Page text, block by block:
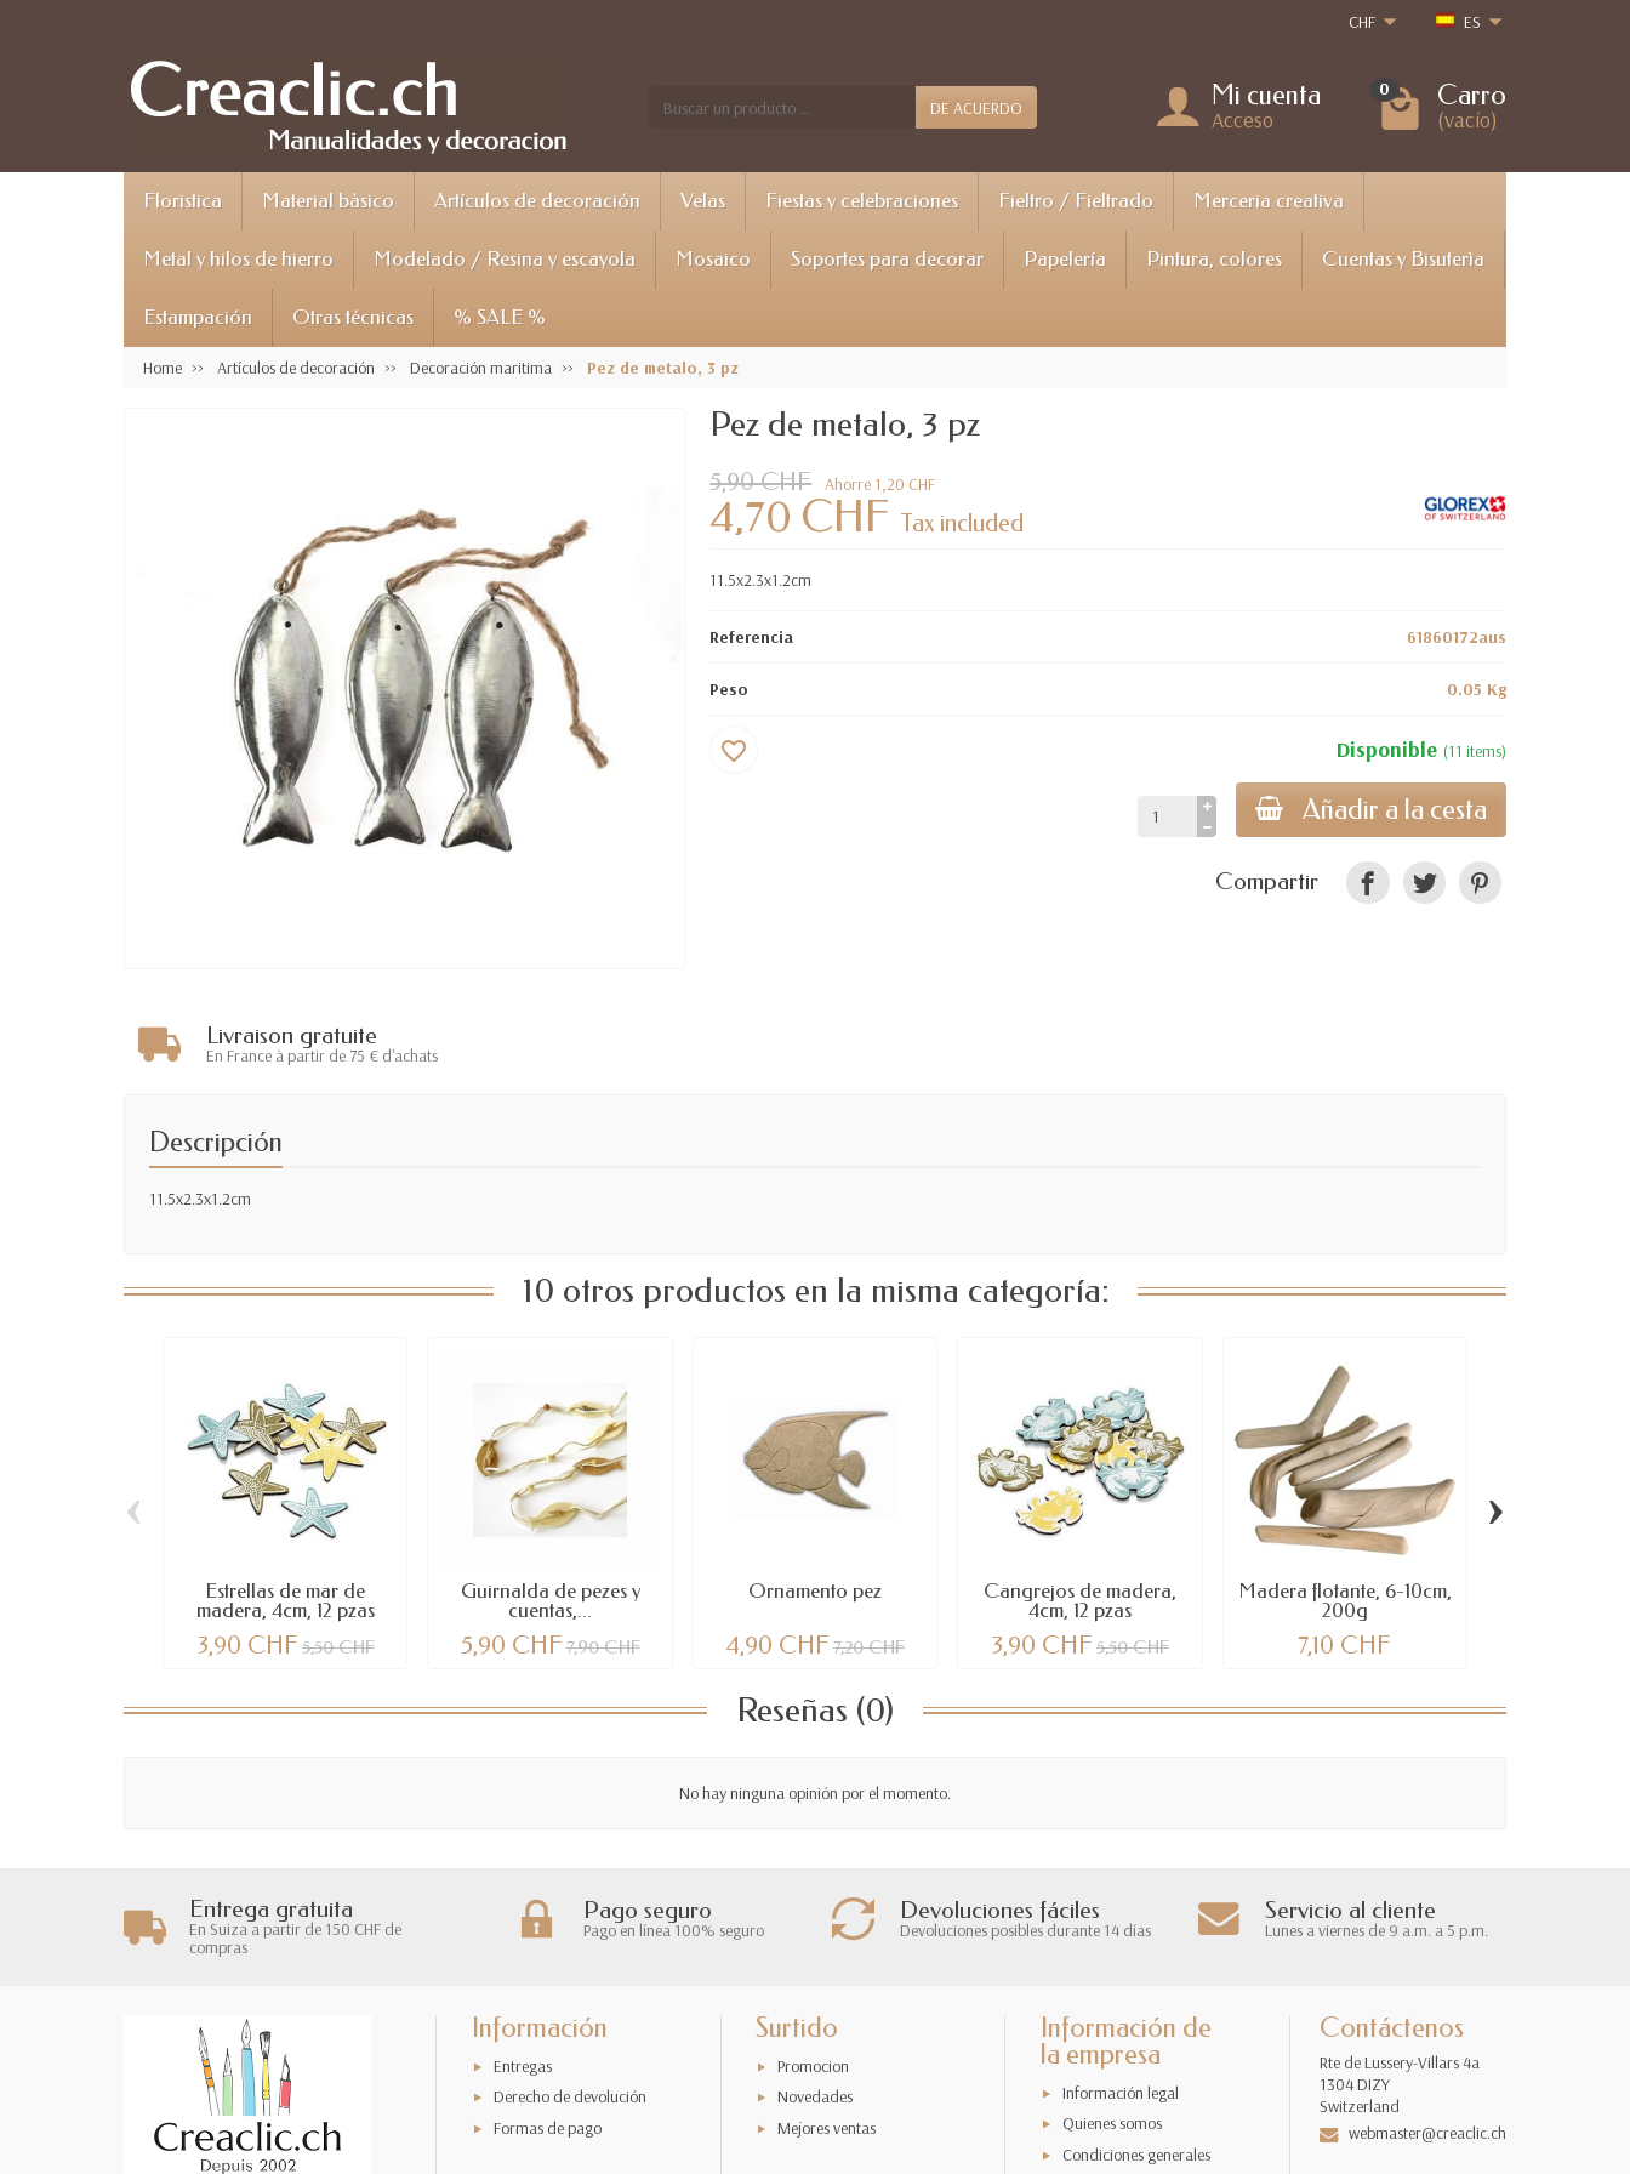
CHF ES
DE ACUERDO Mi cuenta
Acceso
0 Carro
(vacío)
Floristica Material bàsico Artículos de decoración Velas Fiestas y celebraciones Fieltro / Fieltrado Merceria creativa
Metal y hilos de hierro Modelado / Resina y escayola Mosaico Soportes para decorar Papelería Pintura, colores Cuentas y Bisuterìa
Estampación Otras técnicas % SALE %
Home Artículos de decoración Decoración maritima Pez de metalo, 3 pz
Pez de metalo, 3 pz
5,90 CHF Ahorre 1,20 CHF
4,70 CHF Tax included
11.5x2.3x1.2cm
Referencia 61860172aus
Peso 0.05 Kg
Disponible (11 items)
Añadir a la cesta
favorite_border
Compartir
Livraison gratuite
En France à partir de 75 € d'achats
Descripción
11.5x2.3x1.2cm
10 otros productos en la misma categoría:
Estrellas de mar de
madera, 4cm, 12 pzas
3,90 CHF 5,50 CHF
Guirnalda de pezes y
cuentas,...
5,90 CHF7,90 CHF
Ornamento pez
4,90 CHF 7,20 CHF
Cangrejos de madera,
4cm, 12 pzas
3,90 CHF 5,50 CHF
Madera flotante, 6-10cm,
200g
7,10 CHF
‹ ›
Reseñas (0)
No hay ninguna opinión por el momento.
Entrega gratuita
En Suiza a partir de 150 CHF de
compras
Pago seguro
Pago en línea 100% seguro
Devoluciones fáciles
Devoluciones posibles durante 14 días
Servicio al cliente
Lunes a viernes de 9 a.m. a 5 p.m.
Información
Entregas
Derecho de devolución
Formas de pago
Surtido
Promocion
Novedades
Mejores ventas
Información de
la empresa
Información legal
Quienes somos
Condiciones generales
Contáctenos
Rte de Lussery-Villars 4a
1304 DIZY
Switzerland
webmaster@creaclic.ch